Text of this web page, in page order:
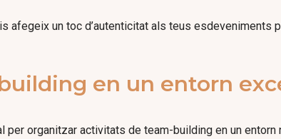
afegeix un toc d’autenticitat als teus esdeveniments
en un entorn
organitzar activitats de team-building en un entorn